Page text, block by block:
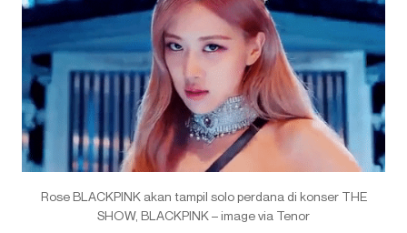
Rose BLACKPINK akan tampil solo perdana di konser THE
SHOW, BLACKPINK – image via Tenor